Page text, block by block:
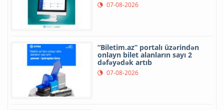
07-08-2026
“Biletim.az” portalı üzərindən
onlayn bilet alanların sayı 2
dəfəyədək artıb
07-08-2026